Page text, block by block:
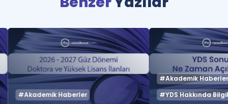
#Akademik Haberler
#Akademik
#YDS Hakkında